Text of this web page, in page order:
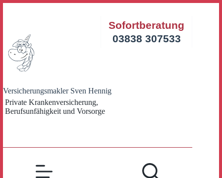
Versicherungsmakler Sven Hennig
Private Krankenversicherung,
Berufsunfähigkeit und Vorsorge
Sofortberatung
03838 307533